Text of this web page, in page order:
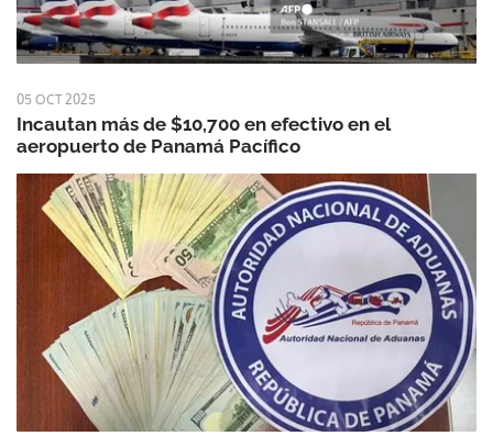
05 OCT 2025
Incautan más de $10,700 en efectivo en el
aeropuerto de Panamá Pacífico